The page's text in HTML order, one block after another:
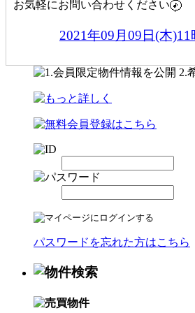
お気軽にお問い合わせください
2021年09月09日(木)11
パスワードを忘れた方はこちら